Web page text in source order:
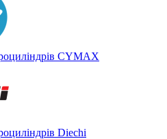
CYMAX
Diechi